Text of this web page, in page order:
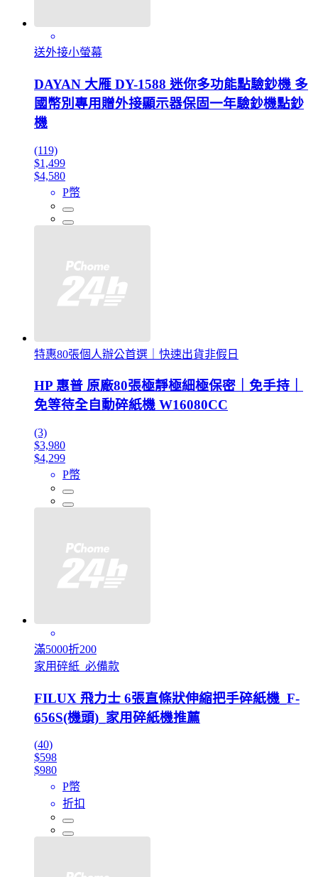
送外接小螢幕
DAYAN 大雁 DY-1588 迷你多功能點驗鈔機 多
國幣別專用贈外接顯示器保固一年驗鈔機點鈔
機
(119)
$1,499
$4,580
P幣
特惠80張個人辦公首選｜快速出貨非假日
HP 惠普 原廠80張極靜極細極保密｜免手持｜
免等待全自動碎紙機 W16080CC
(3)
$3,980
$4,299
P幣
滿5000折200
家用碎紙_必備款
FILUX 飛力士 6張直條狀伸縮把手碎紙機_F-
656S(機頭)_家用碎紙機推薦
(40)
$598
$980
P幣
折扣